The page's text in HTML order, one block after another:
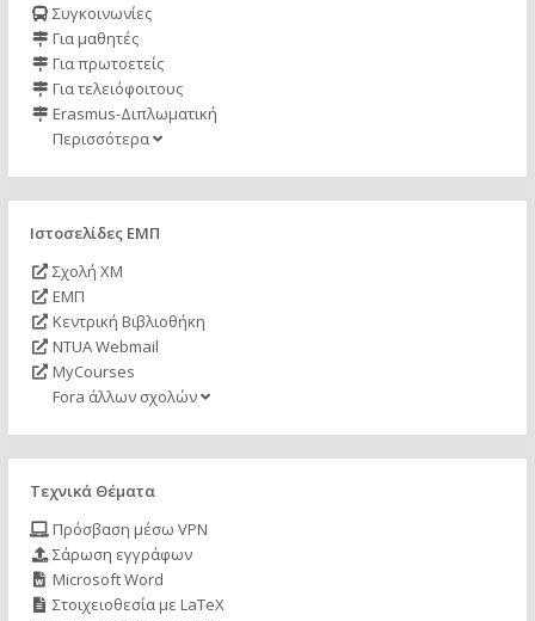
Συγκοινωνίες
Για μαθητές
Για πρωτοετείς
Για τελειόφοιτους
Erasmus-Διπλωματική
Περισσότερα
Ιστοσελίδες ΕΜΠ
Σχολή ΧΜ
ΕΜΠ
Κεντρική Βιβλιοθήκη
NTUA Webmail
MyCourses
Fora άλλων σχολών
Τεχνικά Θέματα
Πρόσβαση μέσω VPN
Σάρωση εγγράφων
Microsoft Word
Στοιχειοθεσία με LaTeX